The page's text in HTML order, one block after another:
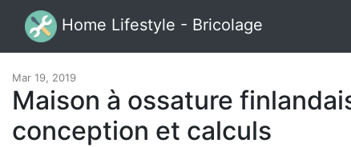
Home Lifestyle - Bricolage
Mar 19, 2019
Maison à ossature
conception et calculs